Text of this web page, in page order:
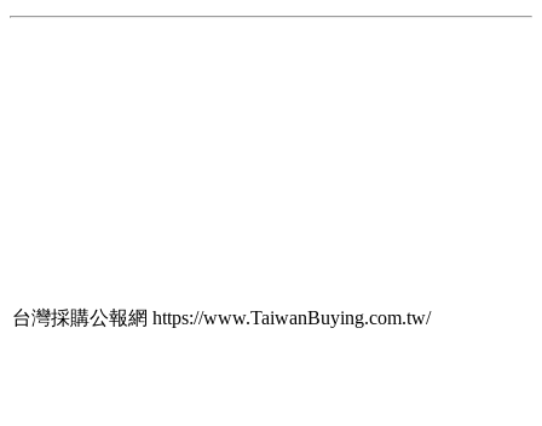
台灣採購公報網 https://www.TaiwanBuying.com.tw/